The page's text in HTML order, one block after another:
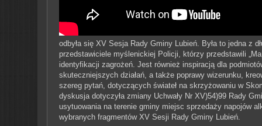
odbyła się XV Sesja Rady Gminy Lubień. Była to jedna z
przedstawiciele myślenickiej Policji, którzy przedstawili
identyfikacji zagrożeń. Jest również inspiracją dla
skuteczniejszych działań, a także poprawy wizerunku,
szereg pytań, dotyczących świateł na skrzyżowaniu w
dyskusja dotyczyła zmiany Uchwały Nr XV)54)99 Rady
usytuowania na terenie gminy miejsc sprzedaży napojów
wybranych fragmentów XV Sesji Rady Gminy Lubień.